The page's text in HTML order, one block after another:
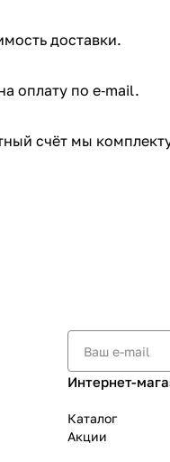
доставки.
оплату по e‑mail.
счёт мы
Интернет-
Каталог
Акции